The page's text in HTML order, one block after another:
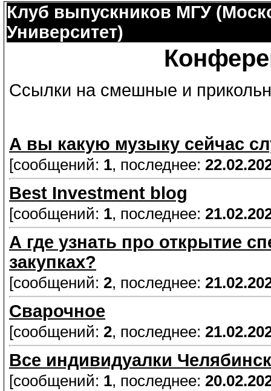
Клуб выпускников МГУ
Университет)
Ссылки на смешные и
А вы какую музыку сейчас
[сообщений: 1, последнее:
Best Investment blog
[сообщений: 1, последнее:
А где узнать про открытие
закупках?
[сообщений: 2, последнее:
Сварочное
[сообщений: 2, последнее:
Все индивидуалки
[сообщений: 1, последнее: